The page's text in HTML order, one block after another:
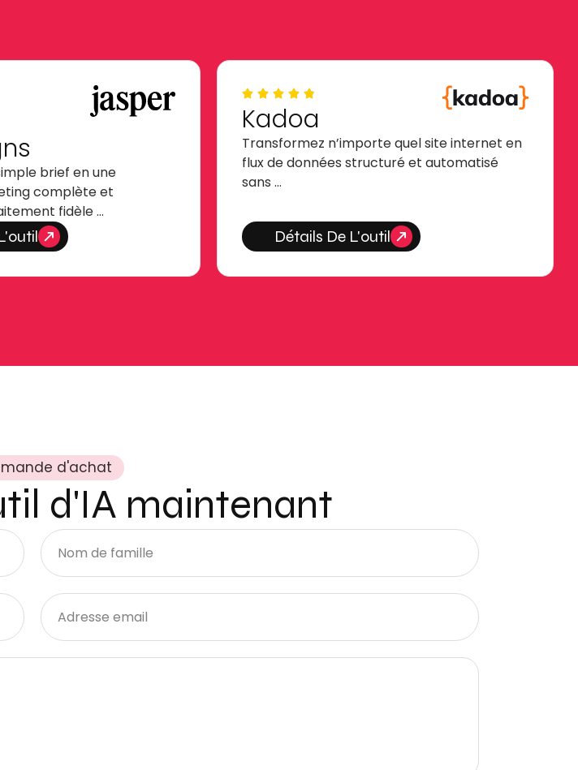
brief en une
complète et
fidèle …
Kadoa
Transformez n’importe quel site internet en
flux de données structuré et automatisé
sans …
Détails De L'outil
d'achat
d'IA maintenant